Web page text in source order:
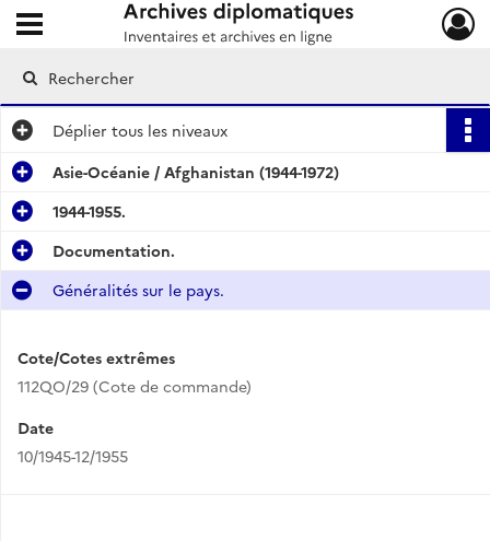
Archives diplomatiques
Ouvrir le menu déroulant
Déplier tous les niveaux
Asie-Océanie / Afghanistan (1944-1972)
1944-1955.
Documentation.
Généralités sur le pays.
Cote/Cotes extrêmes
112QO/29 (Cote de commande)
Date
10/1945-12/1955